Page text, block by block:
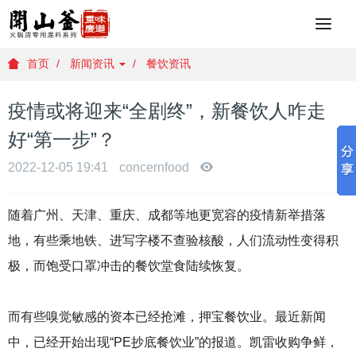
重
料
批
火
锅
家
，
重
首页 新闻资讯 餐饮资讯
疫情或将迎来“全剧终”，新餐饮人咋走
好“第一步”？
2022-12-05 19:41 concernfood
随着广州、天津、重庆、成都等地更宽容的疫情新举措落
地，有些乘地铁、进写字楼不查验核酸，人们流动性变得积
极，而饱受口罩冲击的餐饮堂食陆续恢复。
而有些嗅觉敏感的资本已经抢滩，押宝餐饮业。最近新闻
中，已经开始出现“PE抄底餐饮业”的报道。凯雷收购争鲜，